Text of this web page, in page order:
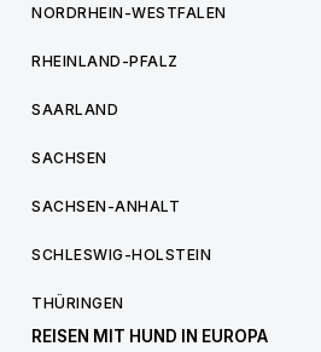
NORDRHEIN-WESTFALEN
RHEINLAND-PFALZ
SAARLAND
SACHSEN
SACHSEN-ANHALT
SCHLESWIG-HOLSTEIN
THÜRINGEN
REISEN MIT HUND IN EUROPA